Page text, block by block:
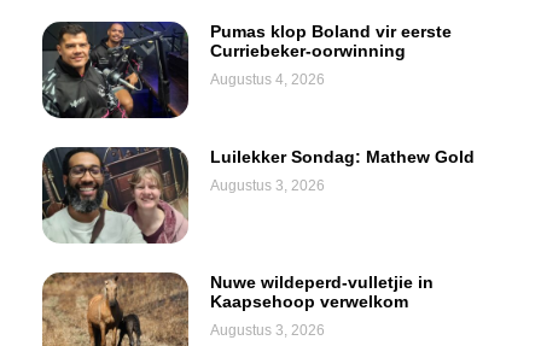
Pumas klop Boland vir eerste
Curriebeker-oorwinning
Augustus 4, 2026
Luilekker Sondag: Mathew Gold
Augustus 3, 2026
Nuwe wildeperd-vulletjie in
Kaapsehoop verwelkom
Augustus 3, 2026